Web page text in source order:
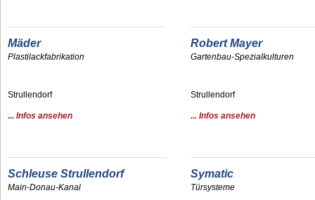
Mäder
Plastilackfabrikation
Strullendorf
... Infos ansehen
Robert Mayer
Gartenbau-Spezialkulturen
Strullendorf
... Infos ansehen
Schleuse Strullendorf
Main-Donau-Kanal
Symatic
Türsysteme